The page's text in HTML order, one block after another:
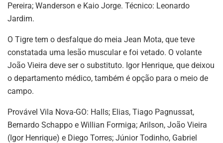
Pereira; Wanderson e Kaio Jorge. Técnico: Leonardo
Jardim.
O Tigre tem o desfalque do meia Jean Mota, que teve
constatada uma lesão muscular e foi vetado. O volante
João Vieira deve ser o substituto. Igor Henrique, que deixou
o departamento médico, também é opção para o meio de
campo.
Provável Vila Nova-GO: Halls; Elias, Tiago Pagnussat,
Bernardo Schappo e Willian Formiga; Arilson, João Vieira
(Igor Henrique) e Diego Torres; Júnior Todinho, Gabriel